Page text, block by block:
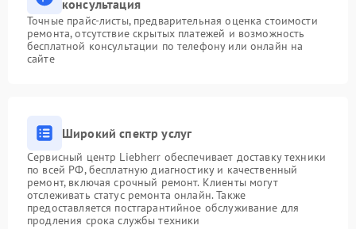
консультация
Точные прайс-листы, предварительная оценка стоимости
ремонта, отсутствие скрытых платежей и возможность
бесплатной консультации по телефону или онлайн на
сайте
Широкий спектр услуг
Сервисный центр Liebherr обеспечивает доставку техники
по всей РФ, бесплатную диагностику и качественный
ремонт, включая срочный ремонт. Клиенты могут
отслеживать статус ремонта онлайн. Также
предоставляется постгарантийное обслуживание для
продления срока службы техники